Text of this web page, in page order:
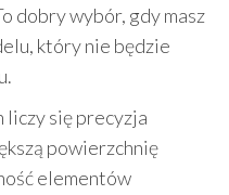
dobry wybór, gdy masz
który nie będzie
liczy się precyzja
powierzchnię
elementów